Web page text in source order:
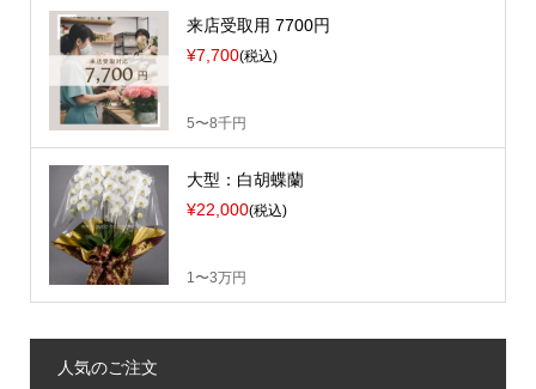
来店受取用 7700円
¥7,700(税込)
5〜8千円
大型：白胡蝶蘭
¥22,000(税込)
1〜3万円
人気のご注文